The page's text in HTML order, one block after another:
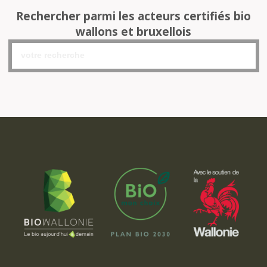
Rechercher parmi les acteurs certifiés bio
wallons et bruxellois